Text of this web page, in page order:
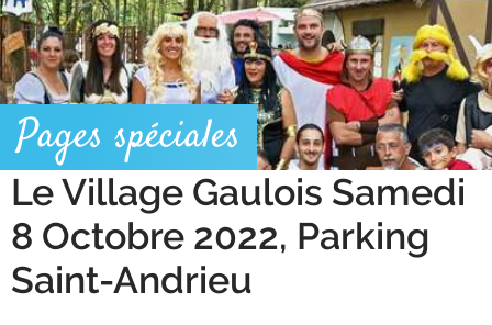
Pages spéciales
Le Village Gaulois Samedi
8 Octobre 2022, Parking
Saint-Andrieu